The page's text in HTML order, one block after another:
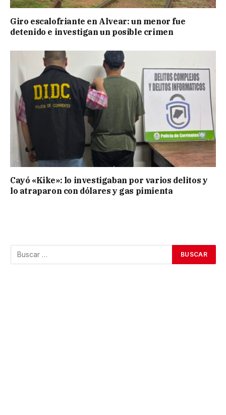
Giro escalofriante en Alvear: un menor fue
detenido e investigan un posible crimen
Cayó «Kike»: lo investigaban por varios delitos y
lo atraparon con dólares y gas pimienta